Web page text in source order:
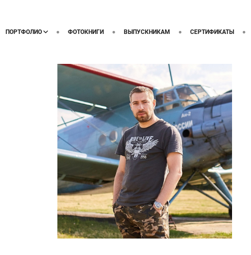
ПОРТФОЛИО ФОТОКНИГИ ВЫПУСКНИКАМ СЕРТИФИКАТЫ